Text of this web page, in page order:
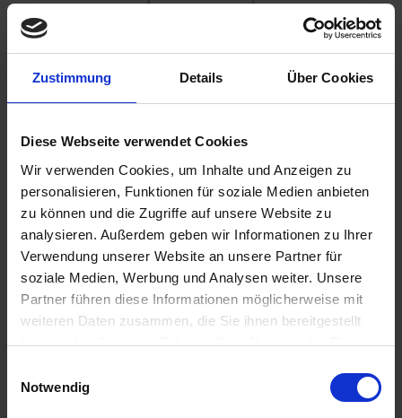
Zustimmung Details Über Cookies
Diese Webseite verwendet Cookies
Wir verwenden Cookies, um Inhalte und Anzeigen zu
personalisieren, Funktionen für soziale Medien anbieten
zu können und die Zugriffe auf unsere Website zu
analysieren. Außerdem geben wir Informationen zu Ihrer
Verwendung unserer Website an unsere Partner für
soziale Medien, Werbung und Analysen weiter. Unsere
Partner führen diese Informationen möglicherweise mit
weiteren Daten zusammen, die Sie ihnen bereitgestellt
haben oder die sie im Rahmen Ihrer Nutzung der Dienste
Cookies, wenn Sie unsere Webseite weiterhin nutzen.
Notwendig
Prices incl. VAT,plus shipping costs
Ready to ship today, Delivery time appr. 2-4 workdays within
Germany
Add to shopping cart
Remember Comment
part no.: 3317197
Description
Original BMW part. Tension band for rubber bellows BMW R
2V swing arm. D = 85mm Tension band,...